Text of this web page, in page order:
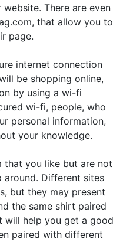
There are even
that allow you to
page.
internet connection
be shopping online,
by using a wi-fi
wi-fi, people, who
personal information,
your knowledge.
that you like but are not
Different sites
but they may present
the same shirt paired
help you get a good
paired with different